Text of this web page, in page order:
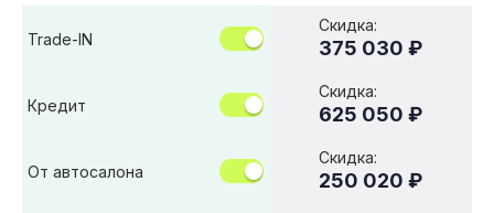
Trade-IN
Скидка:
375 030 ₽
Кредит
Скидка:
625 050 ₽
От автосалона
Скидка:
250 020 ₽